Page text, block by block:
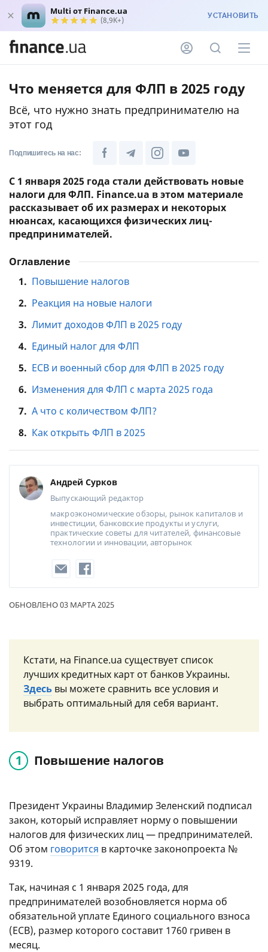
Multi от Finance.ua
(8,9K+) УСТАНОВИТЬ
Что меняется для ФЛП в 2025 году
Всё, что нужно знать предпринимателю на
этот год
Подпишитесь на нас:
С 1 января 2025 года стали действовать новые
налоги для ФЛП. Finance.ua в этом материале
рассказывает об их размерах и некоторых
нюансах, касающихся физических лиц-
предпринимателей.
Оглавление
1. Повышение налогов
2. Реакция на новые налоги
3. Лимит доходов ФЛП в 2025 году
4. Единый налог для ФЛП
5. ЕСВ и военный сбор для ФЛП в 2025 году
6. Изменения для ФЛП с марта 2025 года
7. А что с количеством ФЛП?
8. Как открыть ФЛП в 2025
Андрей Сурков
Выпускающий редактор
макроэкономические обзоры, рынок капиталов и
инвестиции, банковские продукты и услуги,
практические советы для читателей, финансовые
технологии и инновации, авторынок
ОБНОВЛЕНО 03 МАРТА 2025
Кстати, на Finance.ua существует список
лучших кредитных карт от банков Украины.
Здесь вы можете сравнить все условия и
выбрать оптимальный для себя вариант.
Повышение налогов
Президент Украины Владимир Зеленский подписал
закон, который исправляет норму о повышении
налогов для физических лиц — предпринимателей.
Об этом говорится в карточке законопроекта №
9319.
Так, начиная с 1 января 2025 года, для
предпринимателей возобновляется норма об
обязательной уплате Единого социального взноса
(ЕСВ), размер которого составит 1760 гривен в
месяц.